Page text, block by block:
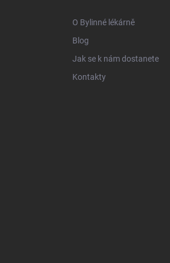
O Bylinné lékárně
Blog
Jak se k nám dostanete
Kontakty